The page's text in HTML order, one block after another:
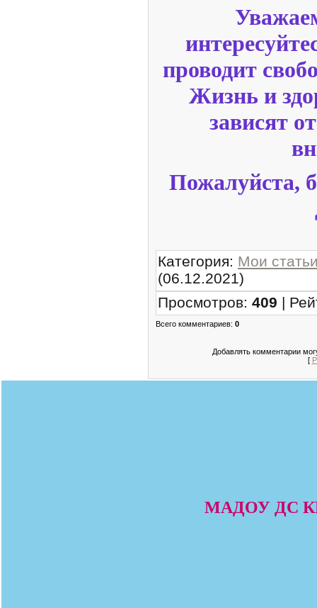
проводит
Жизнь и
зависят
Пожалуйста,
Категория: Мои
(06.12.2021)
Просмотров: 409 |
Всего комментариев: 0
Добавлять комментарии
[
МАДОУ ДС